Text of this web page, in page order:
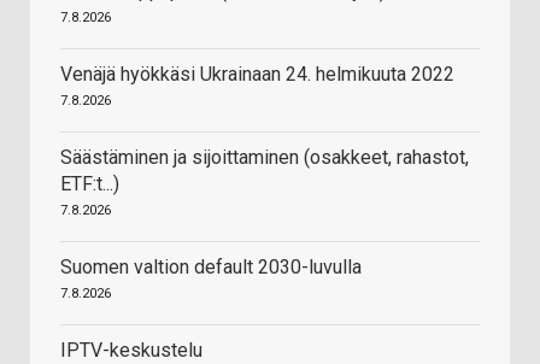
7.8.2026
Venäjä hyökkäsi Ukrainaan 24. helmikuuta 2022
7.8.2026
Säästäminen ja sijoittaminen (osakkeet, rahastot,
ETF:t...)
7.8.2026
Suomen valtion default 2030-luvulla
7.8.2026
IPTV-keskustelu